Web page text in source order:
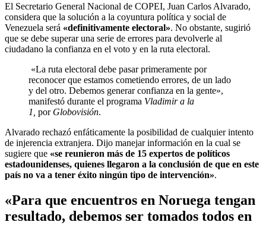
El Secretario General Nacional de COPEI, Juan Carlos Alvarado,
considera que la solución a la coyuntura política y social de
Venezuela será «definitivamente electoral». No obstante, sugirió
que se debe superar una serie de errores para devolverle al
ciudadano la confianza en el voto y en la ruta electoral.
«La ruta electoral debe pasar primeramente por
reconocer que estamos cometiendo errores, de un lado
y del otro. Debemos generar confianza en la gente»,
manifestó durante el programa Vladimir a la
1, por Globovisión.
Alvarado rechazó enfáticamente la posibilidad de cualquier intento
de injerencia extranjera. Dijo manejar información en la cual se
sugiere que «se reunieron más de 15 expertos de políticos
estadounidenses, quienes llegaron a la conclusión de que en este
país no va a tener éxito ningún tipo de intervención».
«Para que encuentros en Noruega tengan
resultado, debemos ser tomados todos en